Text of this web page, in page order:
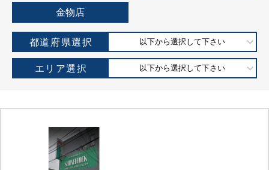
金物店
都道府県選択 以下から選択して下さい
エリア選択 以下から選択して下さい